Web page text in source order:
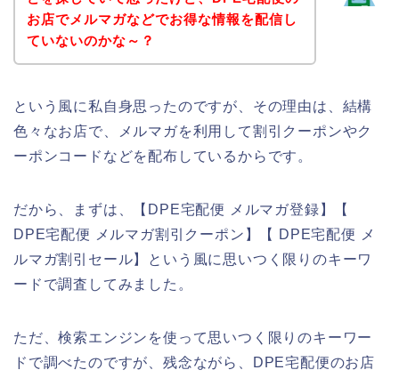
お店でメルマガなどでお得な情報を配信し
ていないのかな～？
という風に私自身思ったのですが、その理由は、結構
色々なお店で、メルマガを利用して割引クーポンやク
ーポンコードなどを配布しているからです。
だから、まずは、【DPE宅配便 メルマガ登録】【
DPE宅配便 メルマガ割引クーポン】【 DPE宅配便 メ
ルマガ割引セール】という風に思いつく限りのキーワ
ードで調査してみました。
ただ、検索エンジンを使って思いつく限りのキーワー
ドで調べたのですが、残念ながら、DPE宅配便のお店